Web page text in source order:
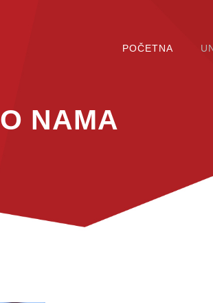
POČETNA
O NAMA